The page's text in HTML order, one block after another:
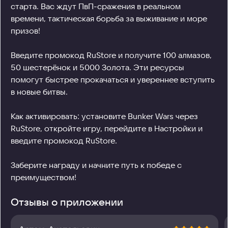
старта. Вас ждут ПвП-сражения в реальном
времени, тактическая борьба за выживание и море
призов!
Введите промокод RuStore и получите 100 алмазов,
50 шестерёнок и 5000 Золота. Эти ресурсы
помогут быстрее прокачаться и увереннее вступить
в новые битвы.
Как активировать: установите Bunker Wars через
RuStore, откройте игру, перейдите в Настройки и
введите промокод RuStore.
Заберите награду и начните путь к победе с
преимуществом!
Отзывы о приложении